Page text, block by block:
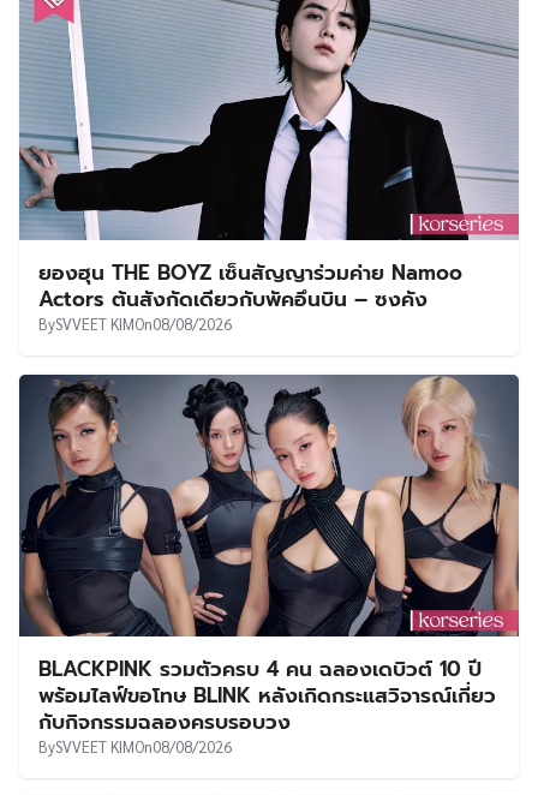
ยองฮุน THE BOYZ เซ็นสัญญาร่วมค่าย Namoo
Actors ต้นสังกัดเดียวกับพัคอึนบิน – ซงคัง
BySVVEET KIMOn08/08/2026
BLACKPINK รวมตัวครบ 4 คน ฉลองเดบิวต์ 10 ปี
พร้อมไลฟ์ขอโทษ BLINK หลังเกิดกระแสวิจารณ์เกี่ยว
กับกิจกรรมฉลองครบรอบวง
BySVVEET KIMOn08/08/2026